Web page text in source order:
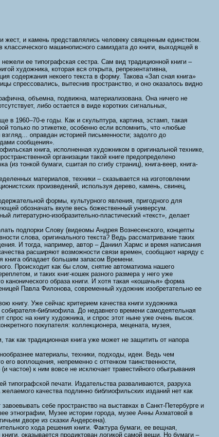
жест, и камень представлялись человеку священным единством.
машинописного самиздата до книги, выходящей в
ее типографская сестра. Сам вид традиционной книги –
художника, которая вся открыта, репрезентативна,
содержания некоего текста в форму. Такова «Зап сная книга»
спрессовались, вытеснив пространство, и оно оказалось видно
объемна, подвижна, материализована. Она ничего не
либо остается в виде коротких сигнальных,
в 1960–70-е годы. Как и скульптура, картина, эстамп, такая
только по этикетке, особенно если вспомнить, что «любые
оправдан историей письменности; задолго до
сообщения».
книга, исполненная художником в оригинальной технике,
организации такой книге предопределено
тонкой бумаги, сшитая по сгибу страниц), книга-веер, книга-
материалов, техники – сказывается на изготовлении
произведений, используя дерево, камень, свинец,
формы, культурного явления, пригодного для
обозначать вкупе весь божественный универсум.
литературно-изобразительно-пластический «текст», делает
подпорки Слову (видеомы Андрея Вознесенского, концепты
слова, оригинального текста? Ведь рассматривание таких
И тогда, например, автор – Даниил Хармс и время написания
расширяют возможности связи времен, сообщают наряду с
обладает большим запасом Времени.
Происходит как бы слом, снятие автоматизма нашего
и таких книг-кошек разного размера у него уже
образа книги. И хотя такая «кошачья» форма
Павла Филонова, современный художник изобретательно ее
книгу. Уже сейчас критерием качества книги художника
библиофила. До недавнего времени самодеятельная
на книгу художника, и спрос этот ныне уже очень высок.
покупателя: коллекционера, мецената, музея,
как традиционная книга уже может не защитить от напора
материалы, техники, подходы, идеи. Ведь чем
воплощения, непременно с оттенком таинственности,
к ним вовсе не исключает травестийного обыгрывания
типографской печати. Издательства разваливаются, разруха
качества подлинно библиофильских изданий нет как
себе пространство на выставках в Санкт-Петербурге и
этнографии, Музее истории города, музее Анны Ахматовой в
дворе из сказки Андерсена).
хода решения книги. Фактура бумаги, ее вещная,
оказывается продиктован логикой самой вещи. Но бумаги –